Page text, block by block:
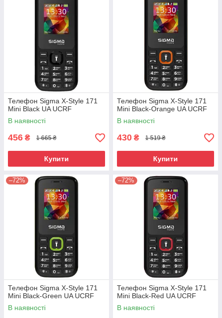
Телефон Sigma X-Style 171
Mini Black UA UCRF
В наявності
456 ₴ 1 665 ₴
Купити
Телефон Sigma X-Style 171
Mini Black-Orange UA UCRF
В наявності
430 ₴ 1 519 ₴
Купити
–72%
Телефон Sigma X-Style 171
Mini Black-Green UA UCRF
В наявності
–72%
Телефон Sigma X-Style 171
Mini Black-Red UA UCRF
В наявності